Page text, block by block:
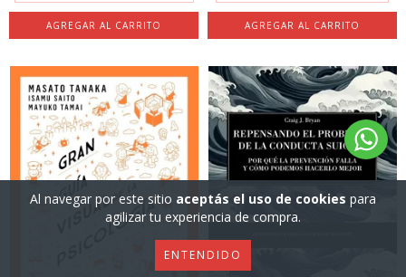
Al navegar por este sitio aceptás el uso de cookies para
agilizar tu experiencia de compra.
ENTENDIDO